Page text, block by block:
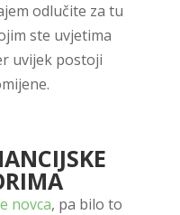
odlučite za tu
ste uvjetima
uvijek postoji
novca, pa bilo to